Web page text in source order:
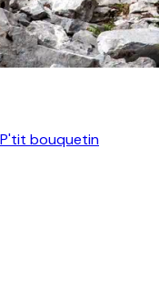
bouquetin